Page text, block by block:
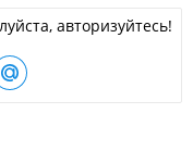
авторизуйтесь!